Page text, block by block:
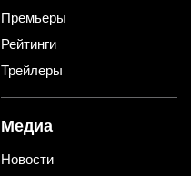
Премьеры
Рейтинги
Трейлеры
Медиа
Новости